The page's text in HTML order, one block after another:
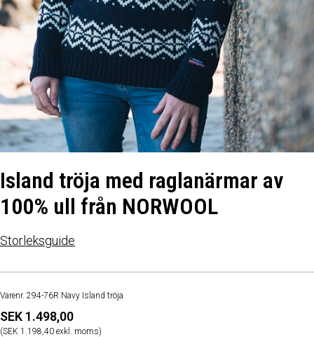
Island tröja med raglanärmar av
100% ull från NORWOOL
Storleksguide
Varenr. 294-76R Navy Island tröja
SEK 1.498,00
(SEK 1.198,40 exkl. moms)